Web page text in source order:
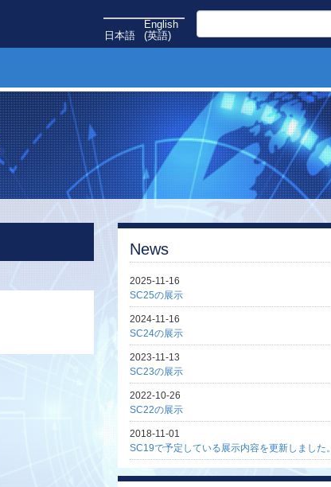
日本語
English
(英語)
News
2025-11-16
SC25の展示
2024-11-16
SC24の展示
2023-11-13
SC23の展示
2022-10-26
SC22の展示
2018-11-01
SC19で予定している展示内容を更新しました。